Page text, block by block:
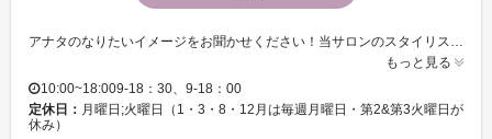
アナタのなりたいイメージをお聞かせください！当サロンのスタイリストが叶えます☆彡気分転換にイメチェンしてみませんか？似合わせカットで褒められスタイルへ☆彡お客様の年代に合わせた、幅広いスタイル提案をお楽しみください。年齢を重ねても美しさを追求する、幅広い年齢層に対応したサロン。
もっと見る
10:00~18:009-18：30、9-18：00
定休日： 月曜日;火曜日（1・3・8・12月は毎週月曜日・第2&第3火曜日が
休み）